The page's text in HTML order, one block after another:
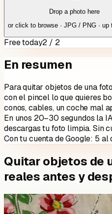
Drop a photo here
or click to browse · JPG / PNG · up
Free today2 / 2
En resumen
Para quitar objetos de una
con el pincel lo que quieres
conos, cables, un coche mal
En unos 20–30 segundos la
descargas tu foto limpia. Sin
Con tu cuenta de Google: 5 al
Quitar objetos de
reales antes y